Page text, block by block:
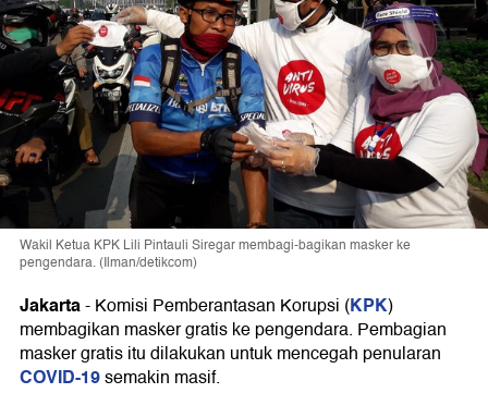
Wakil Ketua KPK Lili Pintauli Siregar membagi-bagikan masker ke
pengendara. (Ilman/detikcom)
Jakarta-Komisi Pemberantasan Korupsi (KPK)
membagikan masker gratis ke pengendara. Pembagian
masker gratis itu dilakukan untuk mencegah penularan
COVID-19semakin masif.